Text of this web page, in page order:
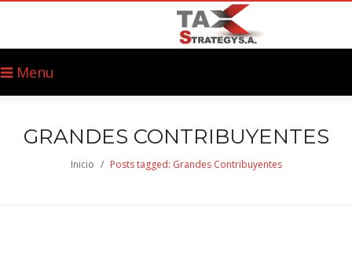
Menu
GRANDES CONTRIBUYENTES
Inicio / Posts tagged: Grandes Contribuyentes